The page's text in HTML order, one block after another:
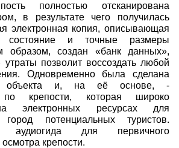
полностью отсканирована
в результате чего получилась
электронная копия, описывающая
состояние и точные размеры
образом, создан «банк данных»,
позволит воссоздать любой
Одновременно была сделана
объекта и, на её основе, -
по крепости, которая широко
электронных ресурсах для
потенциальных туристов.
для первичного
крепости.